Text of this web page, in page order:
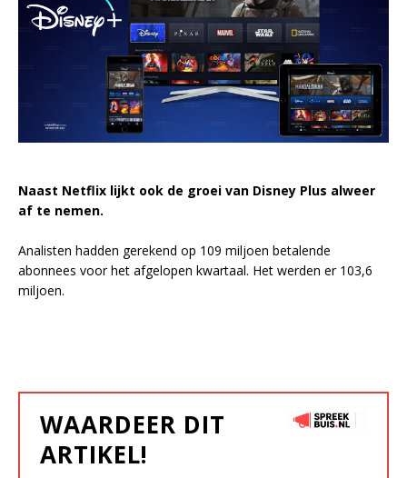
Naast Netflix lijkt ook de groei van Disney Plus alweer
af te nemen.
Analisten hadden gerekend op 109 miljoen betalende
abonnees voor het afgelopen kwartaal. Het werden er 103,6
miljoen.
WAARDEER DIT
ARTIKEL!